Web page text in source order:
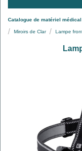
Catalogue de matériel
Miroirs de Clar Lampe